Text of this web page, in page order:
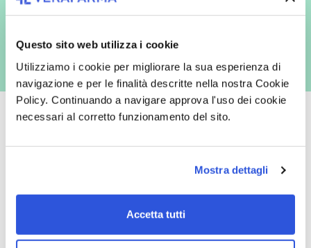
Questo sito web utilizza i cookie
Utilizziamo i cookie per migliorare la sua esperienza di
navigazione e per le finalità descritte nella nostra Cookie
Policy. Continuando a navigare approva l'uso dei cookie
necessari al corretto funzionamento del sito.
Mostra dettagli
Accetta tutti
con inviti e comunicazioni commerciali - e modalità tradizionali, quali ad
es. posta cartacea)
Catalogo prodotti ampio e completo
Con un acquisto minimo di 29.90 €
Spedizioni in tutta Europa a 20€.